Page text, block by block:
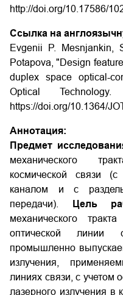
http://doi.org/10.17586/
Ссылка на
Evgenii P. Mesnjankin,
Potapova, "Design
duplex space optical-
Optical
https://doi.org/10.1364/
Аннотация:
Предмет
механического
космической связи
каналом и с
передачи).
Цель
механического
оптической линии
промышленно
излучения,
линиях связи, с учетом
лазерного излучения в